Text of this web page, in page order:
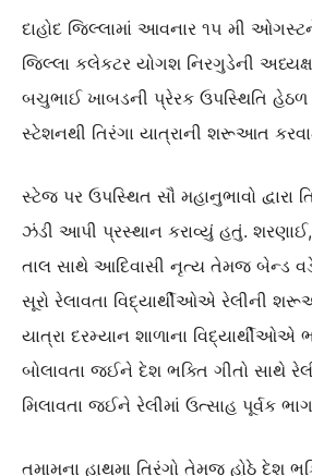
દાહોદ જિલ્લામાં આવનાર ૧૫ મી
જિલ્લા કલેકટર યોગશ નિરગુડેની
બચુભાઈ ખાબડની પ્રેરક ઉપસ્થિતિ
સ્ટેશનથી તિરંગા યાત્રાની શરૂઆત
સ્ટેજ પર ઉપસ્થિત સૌ મહાનુભાવો દ્વારા
ઝંડી આપી પ્રસ્થાન કરાવ્યું હતું.
તાલ સાથે આદિવાસી નૃત્ય તેમજ બેન્ડ
સૂરો રેલાવતા વિદ્યાર્થીઓએ રેલીની
યાત્રા દરમ્યાન શાળાના વિદ્યાર્થીઓએ
બોલાવતા જઈને દેશ ભક્તિ ગીતો સાથે
મિલાવતા જઈને રેલીમાં ઉત્સાહ પૂર્વક
તમામના હાથમા તિરંગો તેમજ હોઠે દેશ